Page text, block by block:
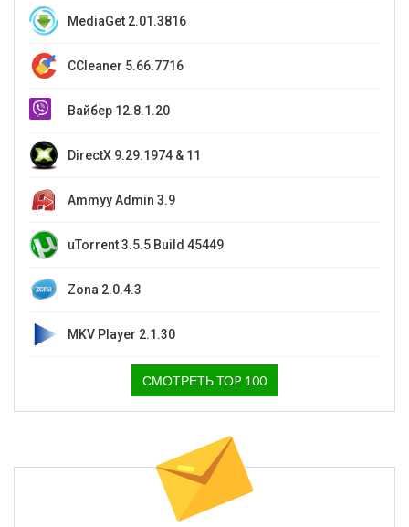
MediaGet 2.01.3816
CCleaner 5.66.7716
Вайбер 12.8.1.20
DirectX 9.29.1974 & 11
Ammyy Admin 3.9
uTorrent 3.5.5 Build 45449
Zona 2.0.4.3
MKV Player 2.1.30
СМОТРЕТЬ ТОP 100